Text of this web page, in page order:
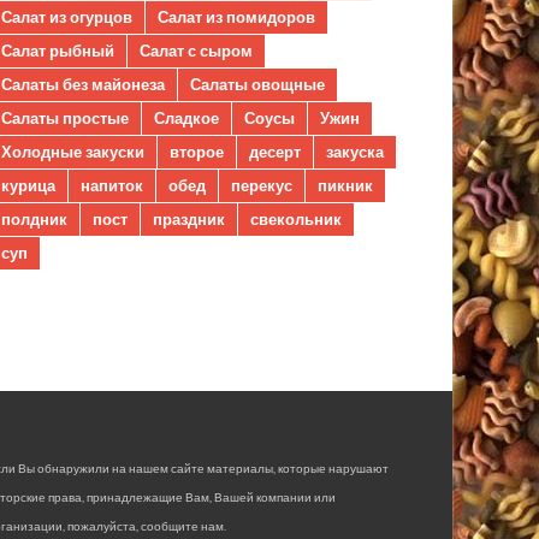
Салат из огурцов
Салат из помидоров
Салат рыбный
Салат с сыром
Салаты без майонеза
Салаты овощные
Салаты простые
Сладкое Соусы
Ужин
Холодные закуски
второе десерт
закуска
курица
напиток обед перекус
пикник
полдник
пост праздник
свекольник
суп
Вы обнаружили на нашем сайте материалы, которые нарушают
права, принадлежащие Вам, Вашей компании или
пожалуйста, сообщите нам.